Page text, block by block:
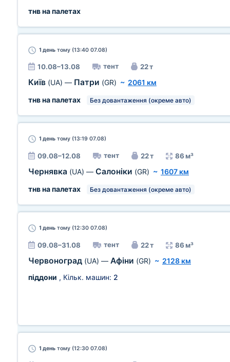
тнв на палетах
1 день тому (13:40 07.08)
10.08–13.08 тент 22 т
Київ (UA) — Патри (GR) ~ 2061 км
тнв на палетах
Без довантаження (окреме авто)
1 день тому (13:19 07.08)
09.08–12.08 тент 22 т 86 м³
Чернявка (UA) — Салоніки (GR) ~ 1607 км
тнв на палетах
Без довантаження (окреме авто)
1 день тому (12:30 07.08)
09.08–31.08 тент 22 т 86 м³
Червоноград (UA) — Афіни (GR) ~ 2128 км
піддони , Кільк. машин: 2
1 день тому (12:30 07.08)